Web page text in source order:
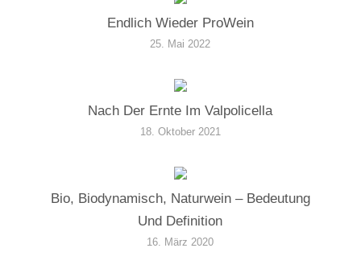
Endlich Wieder ProWein
25. Mai 2022
Nach Der Ernte Im Valpolicella
18. Oktober 2021
Bio, Biodynamisch, Naturwein – Bedeutung
Und Definition
16. März 2020